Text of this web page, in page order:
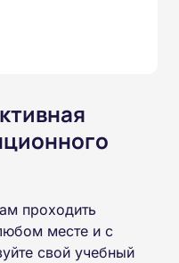
проходить
месте и с
свой учебный